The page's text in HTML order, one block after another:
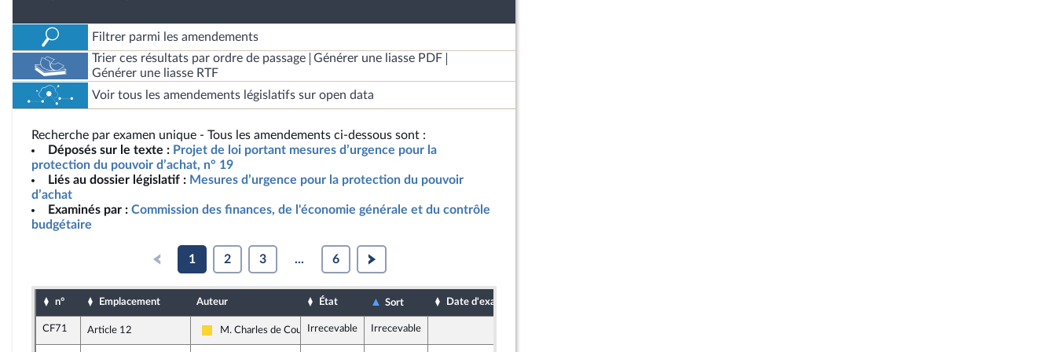
Filtrer parmi les amendements
Trier ces résultats par ordre de passage
Générer une liasse PDF
Générer une liasse RTF
Voir tous les amendements législatifs sur open data
Recherche par examen unique - Tous les amendements ci-dessous sont :
Déposés sur le texte : Projet de loi portant mesures d’urgence pour la
protection du pouvoir d’achat, n° 19
Liés au dossier législatif : Mesures d’urgence pour la protection du pouvoir
d’achat
Examinés par : Commission des finances, de l'économie générale et du contrôle
budgétaire
1 2 3 ... 6
n° Emplacement Auteur État Sort Date d'examen
CF71 Article 12
Libertés, Indépendants, Outre-mer et Territoires
M. Charles de CoursonIrrecevable Irrecevable